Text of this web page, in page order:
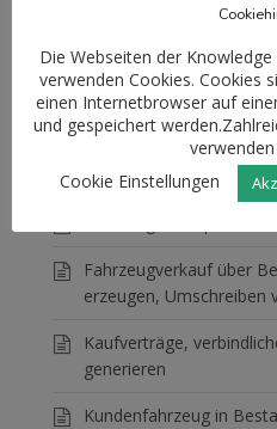
Erstellung einer
Bestandsfahrzeuge 7
DAT Schnittstelle in
Fahrzeug-Rückkauf
Fahrzeugverkauf über
erzeugen, Umschreiben
Kaufverträge,
generieren
Kundenfahrzeug in
Die Webseiten der
verwenden Cookies. Cookies
einen Internetbrowser auf
und gespeichert
Cookie Einstellungen